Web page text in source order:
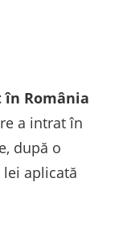
România
a intrat în
după o
aplicată